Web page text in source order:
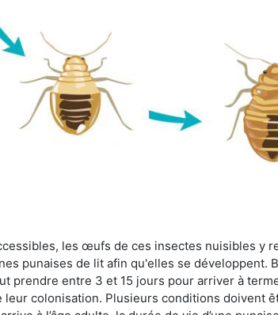
les œufs de ces insectes nuisibles y
punaises de lit afin qu'elles se
prendre entre 3 et 15 jours pour arriver à
colonisation. Plusieurs conditions